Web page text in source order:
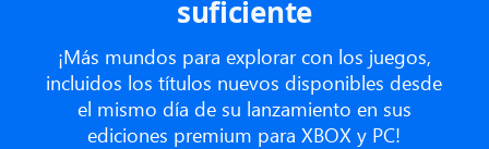
suficiente
¡Más mundos para explorar con los juegos,
incluidos los títulos nuevos disponibles desde
el mismo día de su lanzamiento en sus
ediciones premium para XBOX y PC!